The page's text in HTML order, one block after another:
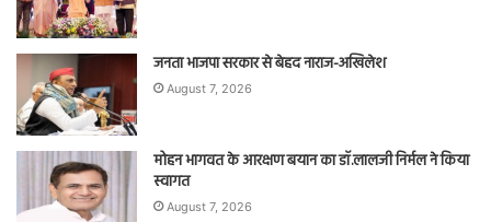
जनता भाजपा सरकार से बेहद नाराज-अखिलेश
August 7, 2026
मोहन भागवत के आरक्षण बयान का डॉ.लालजी निर्मल ने किया
स्वागत
August 7, 2026